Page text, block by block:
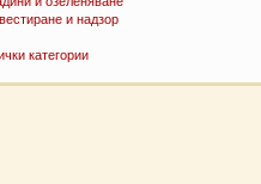
и надзор
категории